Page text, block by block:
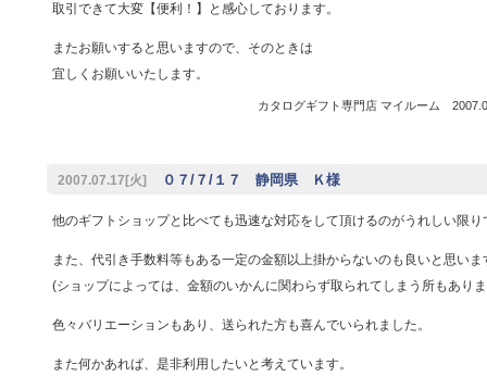
取引できて大変【便利！】と感心しております。
またお願いすると思いますので、そのときは
宜しくお願いいたします。
カタログギフト専門店 マイルーム
2007.07.17[火] ０７/７/１７ 静岡県 Ｋ様
他のギフトショップと比べても迅速な対応をして頂けるのがうれしい限り
また、代引き手数料等もある一定の金額以上掛からないのも良いと思いま
(ショップによっては、金額のいかんに関わらず取られてしまう所もあり
色々バリエーションもあり、送られた方も喜んでいられました。
また何かあれば、是非利用したいと考えています。